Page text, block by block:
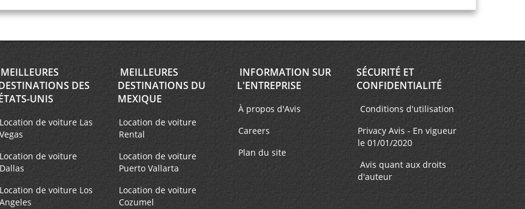
MEILLEURES
DES
UNIS
Location de voiture Las
Vegas
Location de voiture
Dallas
Location de voiture Los
Angeles
MEILLEURES
DESTINATIONS DU
MEXIQUE
Location de voiture
Rental
Location de voiture
Puerto Vallarta
Location de voiture
Cozumel
INFORMATION SUR
L'ENTREPRISE
À propos d'Avis
Careers
Plan du site
SÉCURITÉ ET
CONFIDENTIALITÉ
Conditions d'utilisation
Privacy Avis - En vigueur
le 01/01/2020
Avis quant aux droits
d'auteur